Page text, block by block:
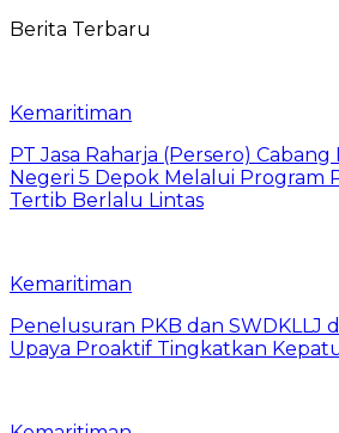
Berita Terbaru
Kemaritiman
PT Jasa Raharja (Persero)
Negeri 5 Depok Melalui Program
Tertib Berlalu Lintas
Kemaritiman
Penelusuran PKB dan SWDKLLJ
Upaya Proaktif Tingkatkan